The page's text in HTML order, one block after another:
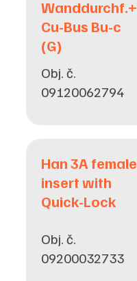
Wanddurchf.+
Cu-Bus Bu-c
(G)
Obj. č.
09120062794
Han 3A female
insert with
Quick-Lock
Obj. č.
09200032733